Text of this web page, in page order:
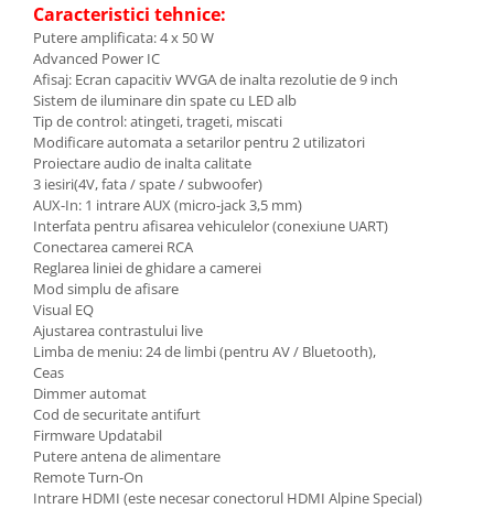
Caracteristici tehnice:
Putere amplificata: 4 x 50 W
Advanced Power IC
Afisaj: Ecran capacitiv WVGA de inalta rezolutie de 9 inch
Sistem de iluminare din spate cu LED alb
Tip de control: atingeti, trageti, miscati
Modificare automata a setarilor pentru 2 utilizatori
Proiectare audio de inalta calitate
3 iesiri(4V, fata / spate / subwoofer)
AUX-In: 1 intrare AUX (micro-jack 3,5 mm)
Interfata pentru afisarea vehiculelor (conexiune UART)
Conectarea camerei RCA
Reglarea liniei de ghidare a camerei
Mod simplu de afisare
Visual EQ
Ajustarea contrastului live
Limba de meniu: 24 de limbi (pentru AV / Bluetooth),
Ceas
Dimmer automat
Cod de securitate antifurt
Firmware Updatabil
Putere antena de alimentare
Remote Turn-On
Intrare HDMI (este necesar conectorul HDMI Alpine Special)